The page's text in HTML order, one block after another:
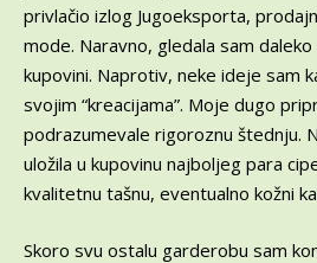
privlačio izlog Jugoeksporta,
mode. Naravno, gledala sam
kupovini. Naprotiv, neke ideje sam
svojim “kreacijama”. Moje dugo
podrazumevale rigoroznu štednju.
uložila u kupovinu najboljeg para
kvalitetnu tašnu, eventualno kožni
Skoro svu ostalu garderobu sam